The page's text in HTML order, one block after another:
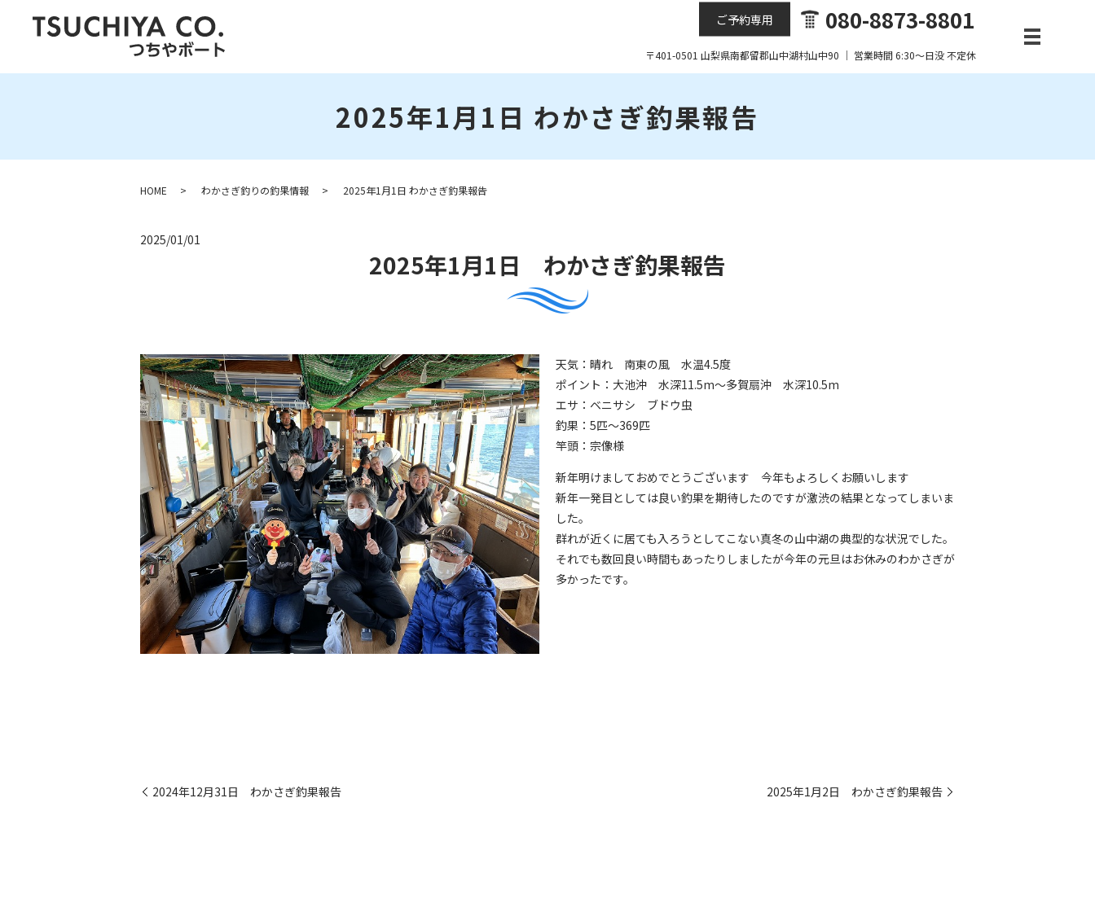
ご予約専用 080-8873-8801
〒401-0501 山梨県南都留郡山中湖村山中90 ｜ 営業時間 6:30～日没 不定休
2025年1月1日 わかさぎ釣果報告
HOME わかさぎ釣りの釣果情報 2025年1月1日 わかさぎ釣果報告
2025/01/01
2025年1月1日 わかさぎ釣果報告
天気：晴れ 南東の風 水温4.5度
ポイント：大池沖 水深11.5m～多賀扇沖 水深10.5m
エサ：ベニサシ ブドウ虫
釣果：5匹～369匹
竿頭：宗像様
新年明けましておめでとうございます 今年もよろしくお願いします
新年一発目としては良い釣果を期待したのですが激渋の結果となってしまいま
した。
群れが近くに居ても入ろうとしてこない真冬の山中湖の典型的な状況でした。
それでも数回良い時間もあったりしましたが今年の元旦はお休みのわかさぎが
多かったです。
2024年12月31日 わかさぎ釣果報告 2025年1月2日 わかさぎ釣果報告